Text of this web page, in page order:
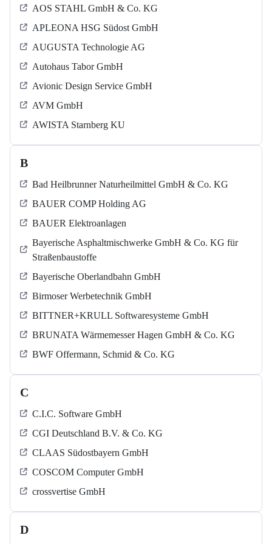
AOS STAHL GmbH & Co. KG
APLEONA HSG Südost GmbH
AUGUSTA Technologie AG
Autohaus Tabor GmbH
Avionic Design Service GmbH
AVM GmbH
AWISTA Starnberg KU
B
Bad Heilbrunner Naturheilmittel GmbH & Co. KG
BAUER COMP Holding AG
BAUER Elektroanlagen
Bayerische Asphaltmischwerke GmbH & Co. KG für
Straßenbaustoffe
Bayerische Oberlandbahn GmbH
Birmoser Werbetechnik GmbH
BITTNER+KRULL Softwaresysteme GmbH
BRUNATA Wärmemesser Hagen GmbH & Co. KG
BWF Offermann, Schmid & Co. KG
C
C.I.C. Software GmbH
CGI Deutschland B.V. & Co. KG
CLAAS Südostbayern GmbH
COSCOM Computer GmbH
crossvertise GmbH
D